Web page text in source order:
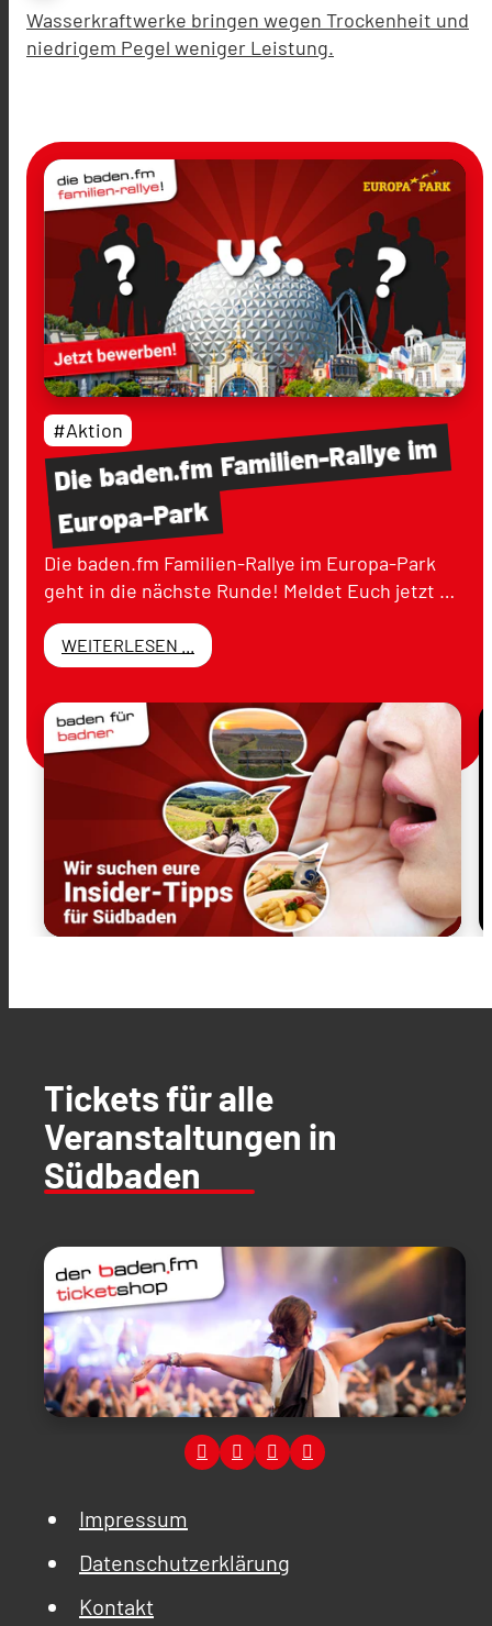
Wasserkraftwerke bringen wegen Trockenheit und
niedrigem Pegel weniger Leistung.
Diebaden.fmFamilien-Rallyeim
Europa-Park
#Aktion
Die baden.fm Familien-Rallye im Europa-Park
geht in die nächste Runde! Meldet Euch jetzt …
WEITERLESEN ...
Tickets für alle
Veranstaltungen in
Südbaden
Impressum
Datenschutzerklärung
Kontakt